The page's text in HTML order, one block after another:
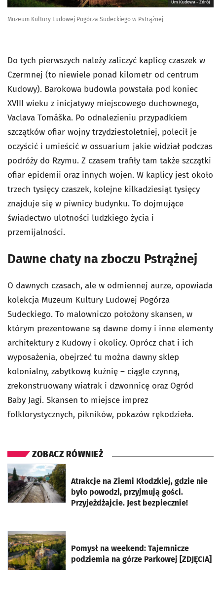
Um Kudowa - Zdrój
Muzeum Kultury Ludowej Pogórza Sudeckiego w Pstrążnej
Do tych pierwszych należy zaliczyć kaplicę czaszek w
Czermnej (to niewiele ponad kilometr od centrum
Kudowy). Barokowa budowla powstała pod koniec
XVIII wieku z inicjatywy miejscowego duchownego,
Vaclava Tomáška. Po odnalezieniu przypadkiem
szczątków ofiar wojny trzydziestoletniej, polecił je
oczyścić i umieścić w ossuarium jakie widział podczas
podróży do Rzymu. Z czasem trafiły tam także szczątki
ofiar epidemii oraz innych wojen. W kaplicy jest około
trzech tysięcy czaszek, kolejne kilkadziesiąt tysięcy
znajduje się w piwnicy budynku. To dojmujące
świadectwo ulotności ludzkiego życia i
przemijalności.
Dawne chaty na zboczu Pstrążnej
O dawnych czasach, ale w odmiennej aurze, opowiada
kolekcja Muzeum Kultury Ludowej Pogórza
Sudeckiego. To malowniczo położony skansen, w
którym prezentowane są dawne domy i inne elementy
architektury z Kudowy i okolicy. Oprócz chat i ich
wyposażenia, obejrzeć tu można dawny sklep
kolonialny, zabytkową kuźnię – ciągle czynną,
zrekonstruowany wiatrak i dzwonnicę oraz Ogród
Baby Jagi. Skansen to miejsce imprez
folklorystycznych, pikników, pokazów rękodzieła.
ZOBACZ RÓWNIEŻ
Atrakcje na Ziemi Kłodzkiej, gdzie nie
było powodzi, przyjmują gości.
Przyjeżdżajcie. Jest bezpiecznie!
otworzy się w nowej karcie
Pomysł na weekend: Tajemnicze
podziemia na górze Parkowej [ZDJĘCIA]
otworzy się w nowej karcie